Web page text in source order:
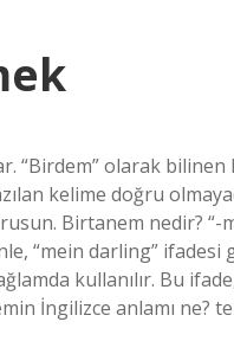
olarak bilinen
kelime doğru
Birtanem nedir?
“mein darling”
kullanılır. Bu
İngilizce anlamı ne?